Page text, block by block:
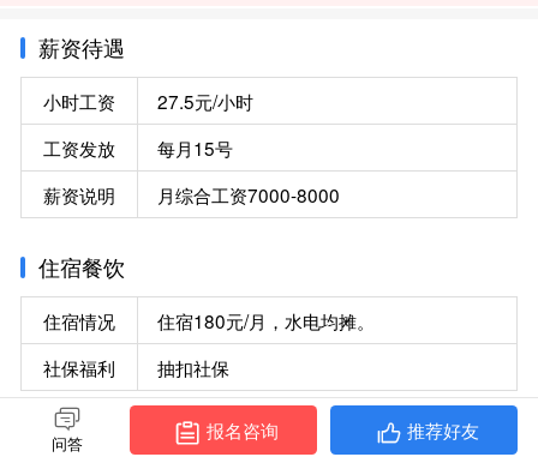
问答
推荐好友
报名咨询
提示，下车间计算工时，不满70H与自离无差价，住宿180元/月，
【零件部门】
员工24元/小时，入职不满70小时离职无差价。工资含2元绩效(车间
为准)含餐补及所有津贴补助，住宿200元/月，不扣社保，商保100
薪资待遇
小时工资
27.5元/小时
工资发放
每月15号
薪资说明
月综合工资7000-8000
住宿餐饮
住宿情况
住宿180元/月，水电均摊。
社保福利
抽扣社保
招聘要求